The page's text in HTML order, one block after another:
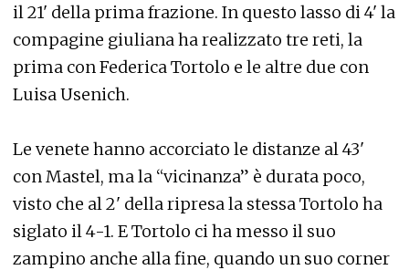
il 21' della prima frazione. In questo lasso di 4' la
compagine giuliana ha realizzato tre reti, la
prima con Federica Tortolo e le altre due con
Luisa Usenich.
Le venete hanno accorciato le distanze al 43'
con Mastel, ma la “vicinanza” è durata poco,
visto che al 2' della ripresa la stessa Tortolo ha
siglato il 4-1. E Tortolo ci ha messo il suo
zampino anche alla fine, quando un suo corner